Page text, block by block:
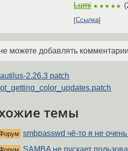
Lumi ★★★★★ (
Ссылка
можете добавлять
2.26.3 patch
темы
smbpasswd чё-то я не